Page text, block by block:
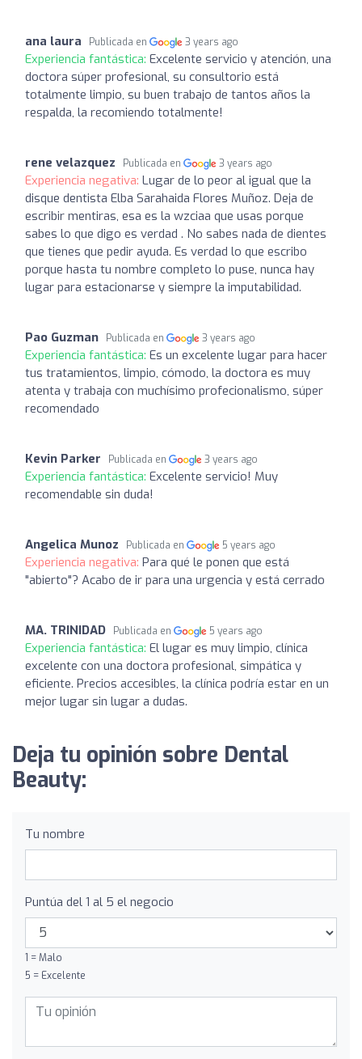
ana laura Publicada en 3 years ago
Experiencia fantástica: Excelente servicio y atención, una
doctora súper profesional, su consultorio está
totalmente limpio, su buen trabajo de tantos años la
respalda, la recomiendo totalmente!
rene velazquez Publicada en 3 years ago
Experiencia negativa: Lugar de lo peor al igual que la
disque dentista Elba Sarahaida Flores Muñoz. Deja de
escribir mentiras, esa es la wzciaa que usas porque
sabes lo que digo es verdad . No sabes nada de dientes
que tienes que pedir ayuda. Es verdad lo que escribo
porque hasta tu nombre completo lo puse, nunca hay
lugar para estacionarse y siempre la imputabilidad.
Pao Guzman Publicada en 3 years ago
Experiencia fantástica: Es un excelente lugar para hacer
tus tratamientos, limpio, cómodo, la doctora es muy
atenta y trabaja con muchísimo profecionalismo, súper
recomendado
Kevin Parker Publicada en 3 years ago
Experiencia fantástica: Excelente servicio! Muy
recomendable sin duda!
Angelica Munoz Publicada en 5 years ago
Experiencia negativa: Para qué le ponen que está
"abierto"? Acabo de ir para una urgencia y está cerrado
MA. TRINIDAD Publicada en 5 years ago
Experiencia fantástica: El lugar es muy limpio, clínica
excelente con una doctora profesional, simpática y
eficiente. Precios accesibles, la clínica podría estar en un
mejor lugar sin lugar a dudas.
Deja tu opinión sobre Dental
Beauty:
Tu nombre
Puntúa del 1 al 5 el negocio
1 = Malo
5 = Excelente